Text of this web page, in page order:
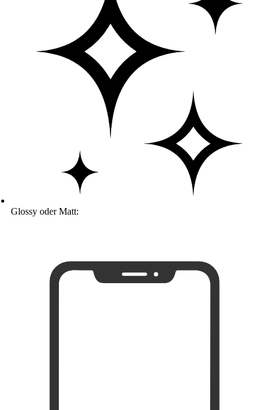
Glossy oder Matt: